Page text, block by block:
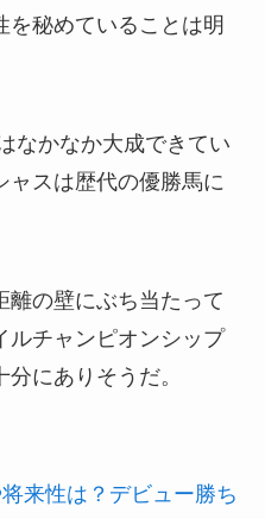
を秘めていることは明
なかなか大成できてい
ャスは歴代の優勝馬に
離の壁にぶち当たって
ルチャンピオンシップ
にありそうだ。
来性は？デビュー勝ち